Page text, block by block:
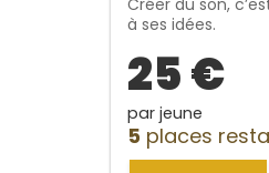
à ses idées.
25 €
par jeune
5 places